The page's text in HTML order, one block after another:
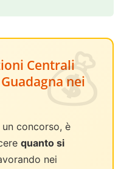
Centrali
nei
concorso, è
quanto si
nei